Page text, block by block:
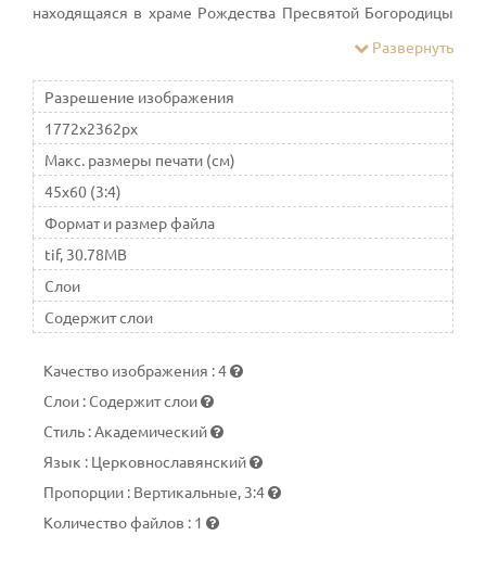
находящаяся в храме Рождества Пресвятой Богородицы
Развернуть
Разрешение изображения
1772x2362px
Макс. размеры печати (см)
45x60 (3:4)
Формат и размер файла
tif, 30.78MB
Слои
Содержит слои
Качество изображения :4
Слои :Содержит слои
Стиль :Академический
Язык : Церковнославянский
Пропорции : Вертикальные, 3:4
Количество файлов : 1